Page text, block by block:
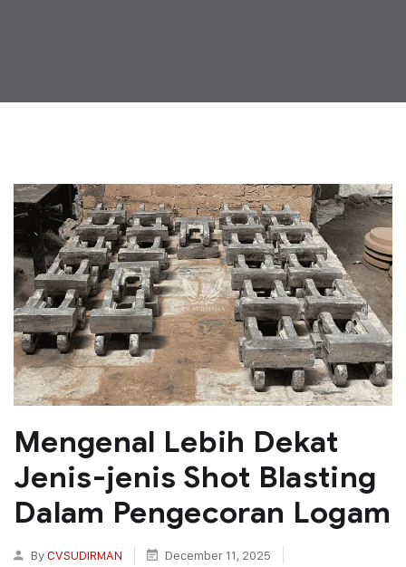
Mengenal Lebih Dekat
Jenis-jenis Shot Blasting
Dalam Pengecoran Logam
ByCVSUDIRMAN
December 11, 2025